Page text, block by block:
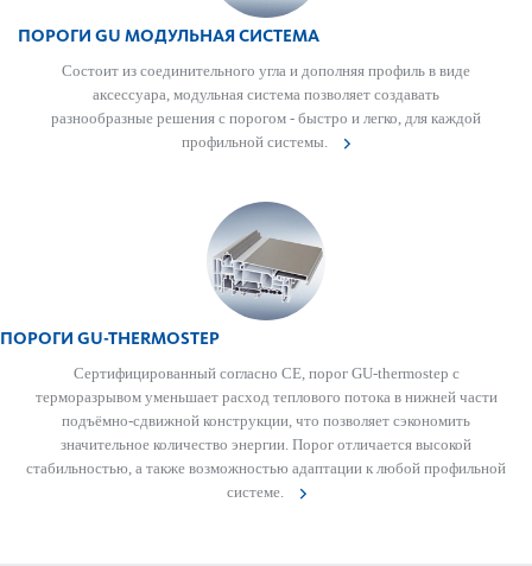
ПОРОГИ GU МОДУЛЬНАЯ СИСТЕМА
Состоит из соединительного угла и дополняя профиль в виде
аксессуара, модульная система позволяет создавать
разнообразные решения с порогом - быстро и легко, для каждой
профильной системы.
ПОРОГИ GU-THER­MOSTEP
Сертифицированный согласно СЕ, порог GU-thermostep с
терморазрывом уменьшает расход теплового потока в нижней части
подъёмно-сдвижной конструкции, что позволяет сэкономить
значительное количество энергии. Порог отличается высокой
стабильностью, а также возможностью адаптации к любой профильной
системе.